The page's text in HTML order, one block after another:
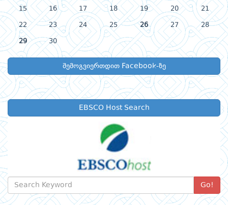
15 16 17 18 19 20 21
22 23 24 25 26 27 28
29 30
შემოგვიერთდით Facebook-ზე
EBSCO Host Search
Go!